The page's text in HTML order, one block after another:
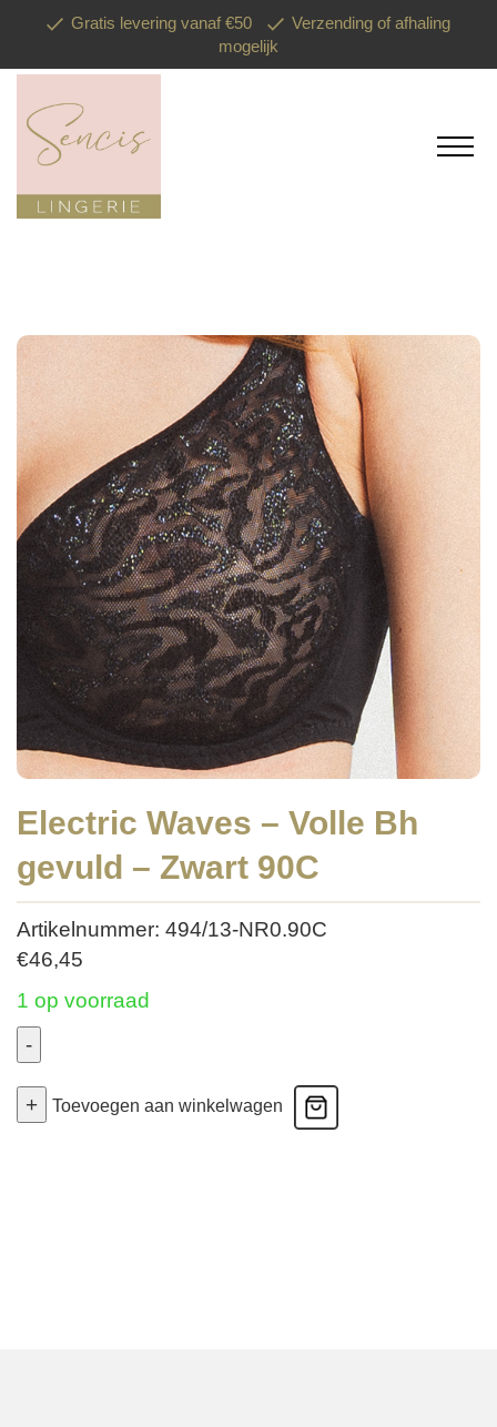
Gratis levering vanaf €50
Verzending of afhaling
mogelijk
Electric Waves – Volle Bh
gevuld – Zwart 90C
Artikelnummer: 494/13-NR0.90C
€46,45
1 op voorraad
-
Waves
+ Toevoegen aan winkelwagen